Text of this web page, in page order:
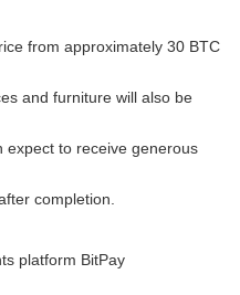
from approximately 30 BTC
and furniture will also be
expect to receive generous
completion.
platform BitPay